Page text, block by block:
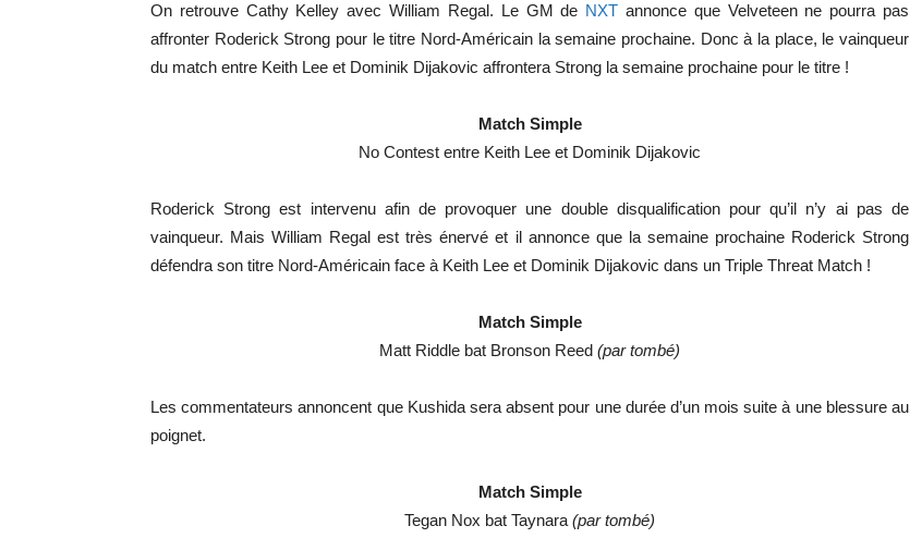
On retrouve Cathy Kelley avec William Regal. Le GM de NXT annonce que Velveteen ne pourra pas
affronter Roderick Strong pour le titre Nord-Américain la semaine prochaine. Donc à la place, le vainqueur
du match entre Keith Lee et Dominik Dijakovic affrontera Strong la semaine prochaine pour le titre !
Match Simple
No Contest entre Keith Lee et Dominik Dijakovic
Roderick Strong est intervenu afin de provoquer une double disqualification pour qu’il n’y ai pas de
vainqueur. Mais William Regal est très énervé et il annonce que la semaine prochaine Roderick Strong
défendra son titre Nord-Américain face à Keith Lee et Dominik Dijakovic dans un Triple Threat Match !
Match Simple
Matt Riddle bat Bronson Reed (par tombé)
Les commentateurs annoncent que Kushida sera absent pour une durée d’un mois suite à une blessure au
poignet.
Match Simple
Tegan Nox bat Taynara (par tombé)